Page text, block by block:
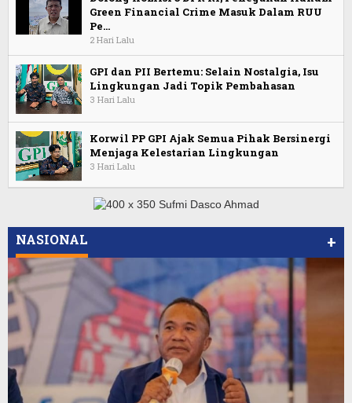
Green Financial Crime Masuk Dalam RUU
Pe…
2 Hari Lalu
GPI dan PII Bertemu: Selain Nostalgia, Isu
Lingkungan Jadi Topik Pembahasan
3 Hari Lalu
Korwil PP GPI Ajak Semua Pihak Bersinergi
Menjaga Kelestarian Lingkungan
3 Hari Lalu
NASIONAL +